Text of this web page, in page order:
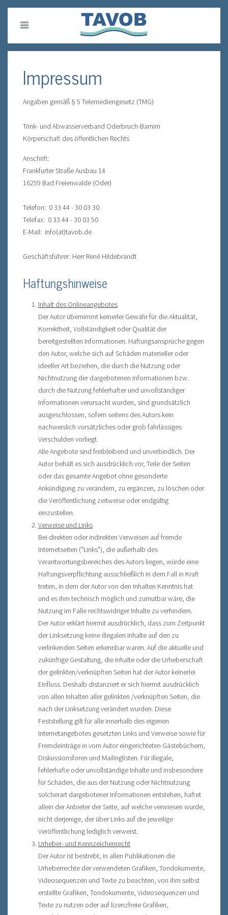
Impressum
Angaben gemäß § 5 Telemediengesetz (TMG)
Trink- und Abwasserverband Oderbruch-Barnim
Körperschaft des öffentlichen Rechts
Anschrift:
Frankfurter Straße Ausbau 14
16259 Bad Freienwalde (Oder)
Telefon: 0 33 44 - 30 03 30
Telefax: 0 33 44 - 30 03 50
E-Mail: info(at)tavob.de
Geschäftsführer: Herr René Hildebrandt
Haftungshinweise
Inhalt des Onlineangebotes
Der Autor übernimmt keinerlei Gewähr für die Aktualität,
Korrektheit, Vollständigkeit oder Qualität der
bereitgestellten Informationen. Haftungsansprüche gegen
den Autor, welche sich auf Schäden materieller oder
ideeller Art beziehen, die durch die Nutzung oder
Nichtnutzung der dargebotenen Informationen bzw.
durch die Nutzung fehlerhafter und unvollständiger
Informationen verursacht wurden, sind grundsätzlich
ausgeschlossen, sofern seitens des Autors kein
nachweislich vorsätzliches oder grob fahrlässiges
Verschulden vorliegt.
Alle Angebote sind freibleibend und unverbindlich. Der
Autor behält es sich ausdrücklich vor, Teile der Seiten
oder das gesamte Angebot ohne gesonderte
Ankündigung zu verändern, zu ergänzen, zu löschen oder
die Veröffentlichung zeitweise oder endgültig
einzustellen.
Verweise und Links
Bei direkten oder indirekten Verweisen auf fremde
Internetseiten ("Links"), die außerhalb des
Verantwortungsbereiches des Autors liegen, würde eine
Haftungsverpflichtung ausschließlich in dem Fall in Kraft
treten, in dem der Autor von den Inhalten Kenntnis hat
und es ihm technisch möglich und zumutbar wäre, die
Nutzung im Falle rechtswidriger Inhalte zu verhindern.
Der Autor erklärt hiermit ausdrücklich, dass zum Zeitpunkt
der Linksetzung keine illegalen Inhalte auf den zu
verlinkenden Seiten erkennbar waren. Auf die aktuelle und
zukünftige Gestaltung, die Inhalte oder die Urheberschaft
der gelinkten/verknüpften Seiten hat der Autor keinerlei
Einfluss. Deshalb distanziert er sich hiermit ausdrücklich
von allen Inhalten aller gelinkten /verknüpften Seiten, die
nach der Linksetzung verändert wurden. Diese
Feststellung gilt für alle innerhalb des eigenen
Internetangebotes gesetzten Links und Verweise sowie für
Fremdeinträge in vom Autor eingerichteten Gästebüchern,
Diskussionsforen und Mailinglisten. Für illegale,
fehlerhafte oder unvollständige Inhalte und insbesondere
für Schäden, die aus der Nutzung oder Nichtnutzung
solcherart dargebotener Informationen entstehen, haftet
allein der Anbieter der Seite, auf welche verwiesen wurde,
nicht derjenige, der über Links auf die jeweilige
Veröffentlichung lediglich verweist.
Urheber- und Kennzeichenrecht
Der Autor ist bestrebt, in allen Publikationen die
Urheberrechte der verwendeten Grafiken, Tondokumente,
Videosequenzen und Texte zu beachten, von ihm selbst
erstellte Grafiken, Tondokumente, Videosequenzen und
Texte zu nutzen oder auf lizenzfreie Grafiken,